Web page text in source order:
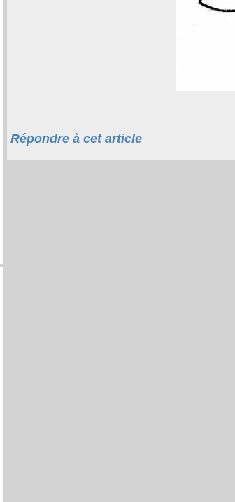
Répondre à cet article